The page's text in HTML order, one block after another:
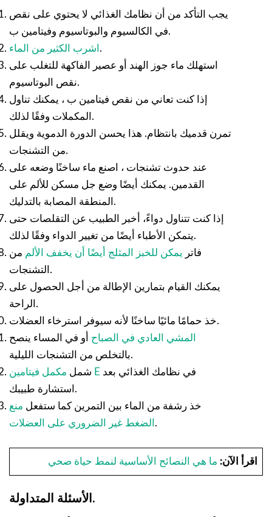
يجب التأكد من أن نظامك الغذائي لا يحتوي على نقص
في الكالسيوم والبوتاسيوم وفيتامين ب.
اشرب الكثير من الماء .
استهلك ماء جوز الهند أو عصير الفاكهة للتغلب على
نقص البوتاسيوم.
إذا كنت تعاني من نقص فيتامين ب ، يمكنك تناول
المكملات وفقًا لذلك.
تمرن قدميك بانتظام. هذا يحسن الدورة الدموية ويقلل
من التشنجات.
عند حدوث تشنجات ، اصنع ماء ساخنًا وضعه على
القدمين. يمكنك أيضًا وضع جل مسكن للألم على
المنطقة المصابة بالتدليك.
إذا كنت تتناول دواءً، أخبر الطبيب عن التقلصات حتى
يتمكن الأطباء أيضًا من تغيير الدواء وفقًا لذلك.
فاتر يمكن للخبز المثلج أيضًا أن يخفف الألم من
التشنجات.
يمكنك القيام بتمارين الإطالة من أجل الحصول على
الراحة.
خذ حمامًا مائيًا ساخنًا لأنه سيوفر استرخاء العضلات.
المشي العادي في الصباح أو في المساء ينصح
بالتخلص من التشنجات الليلية.
شمل مكمل فيتامين E
استشارة طبيبك.
خذ رشفة من الماء بين التمرين كما ستفعل منع
الضغط غير الضروري على العضلات .
اقرأ الآن: ما هي النصائح الأساسية لنمط حياة صحي
الأسئلة المتداولة.